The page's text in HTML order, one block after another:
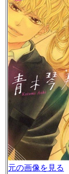
元の画像を見る